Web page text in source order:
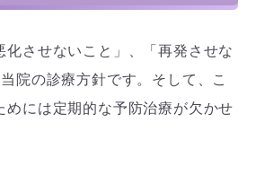
化させないこと」、「再発させな
院の診療方針です。そして、こ
めには定期的な予防治療が欠かせ